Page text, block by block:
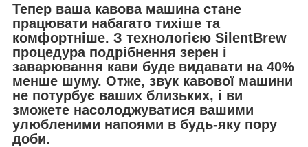
Тепер ваша кавова машина стане
працювати набагато тихіше та
комфортніше. З технологією SilentBrew
процедура подрібнення зерен і
заварювання кави буде видавати на 40%
менше шуму. Отже, звук кавової машини
не потурбує ваших близьких, і ви
зможете насолоджуватися вашими
улюбленими напоями в будь-яку пору
доби.